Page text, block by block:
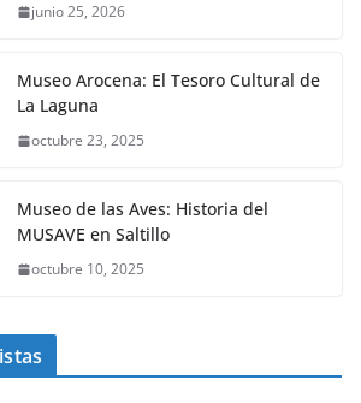
junio 25, 2026
Museo Arocena: El Tesoro Cultural de
La Laguna
octubre 23, 2025
Museo de las Aves: Historia del
MUSAVE en Saltillo
octubre 10, 2025